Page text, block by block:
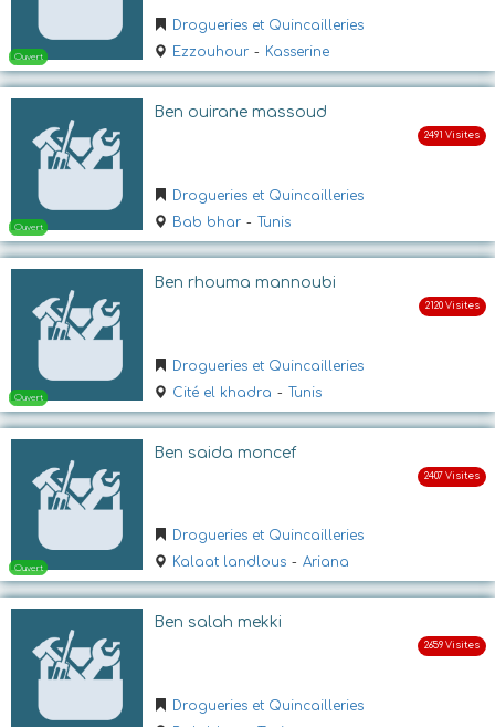
Ouvert
Ouvert
Ouvert
Drogueries et Quincailleries
Ezzouhour - Kasserine
Ben ouirane massoud
Drogueries et Quincailleries
Bab bhar - Tunis
Ben rhouma mannoubi
Drogueries et Quincailleries
Cité el khadra - Tunis
Ben saida moncef
Drogueries et Quincailleries
Kalaat landlous - Ariana
Ben salah mekki
Drogueries et Quincailleries